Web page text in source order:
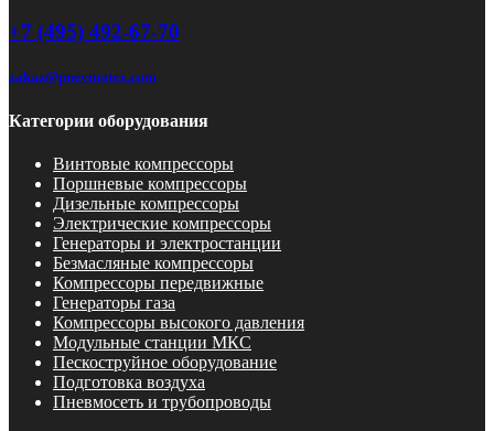
+7 (495) 492-67-70
zakaz@pnevmotex.com
Категории оборудования
Винтовые компрессоры
Поршневые компрессоры
Дизельные компрессоры
Электрические компрессоры
Генераторы и электростанции
Безмасляные компрессоры
Компрессоры передвижные
Генераторы газа
Компрессоры высокого давления
Модульные станции МКС
Пескоструйное оборудование
Подготовка воздуха
Пневмосеть и трубопроводы